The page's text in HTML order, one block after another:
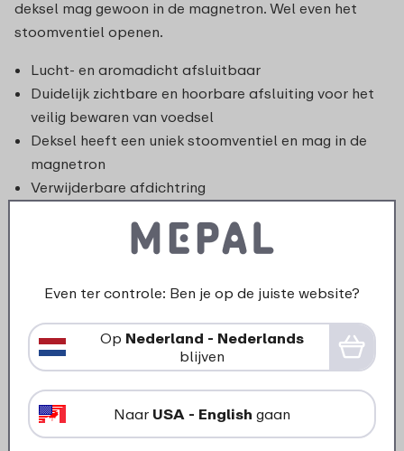
deksel mag gewoon in de magnetron. Wel even het
stoomventiel openen.
Lucht- en aromadicht afsluitbaar
Duidelijk zichtbare en hoorbare afsluiting voor het
veilig bewaren van voedsel
Deksel heeft een uniek stoomventiel en mag in de
magnetron
Verwijderbare afdichtring
Gemaakt in Nederland
Even ter controle: Ben je op de juiste website?
Op Nederland - Nederlands
blijven
Naar USA - English gaan